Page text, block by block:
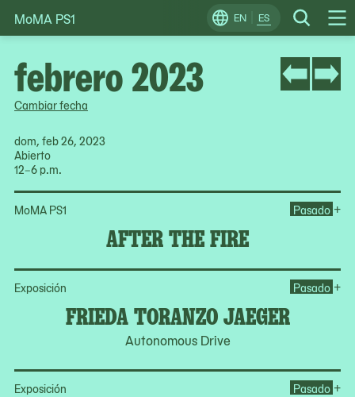
Skip
to
EN ES Search
Change
Locale
MoMA PS1
Cambiar fecha
dom, feb 26, 2023
Abierto
12–6 p.m.
MoMA PS1
AFTER THE FIRE
Pasado +
Exposición
FRIEDA TORANZO JAEGER
Autonomous Drive
Pasado +
Exposición Pasado +
febrero 2023